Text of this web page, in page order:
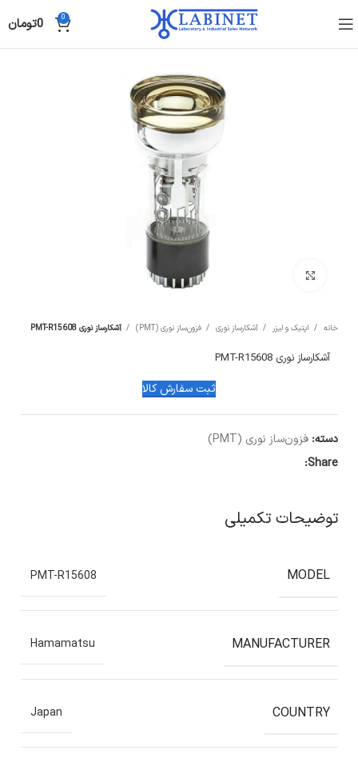
0
0تومان
خانه اپتیک و لیزر آشکارساز نوری فزون‌ساز نوری (PMT) آشکارساز نوری PMT-R15608
آشکارساز نوری PMT-R15608
ثبت سفارش کالا
دسته: فزون‌ساز نوری (PMT)
Share:
توضیحات تکمیلی
MODEL
PMT-R15608
MANUFACTURER
Hamamatsu
COUNTRY
Japan